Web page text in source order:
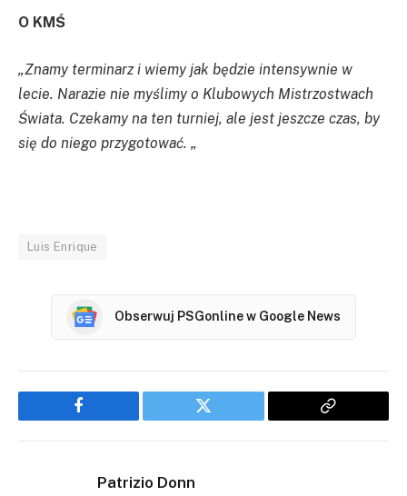
O KMŚ
„Znamy terminarz i wiemy jak będzie intensywnie w
lecie. Narazie nie myślimy o Klubowych Mistrzostwach
Świata. Czekamy na ten turniej, ale jest jeszcze czas, by
się do niego przygotować. „
Luis Enrique
Obserwuj PSGonline w Google News
Facebook Twitter
Copy
Patrizio Donn